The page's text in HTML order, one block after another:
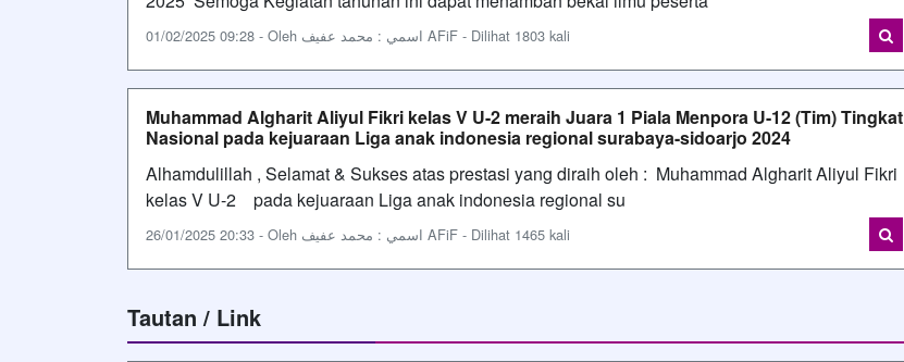
01/02/2025 09:28 - Oleh اسمي : محمد عفيف AFiF - Dilihat 1803 kali
Muhammad Algharit Aliyul Fikri kelas V U-2 meraih Juara 1 Piala Menpora U-12 (Tim) Tingkat
Nasional pada kejuaraan Liga anak indonesia regional surabaya-sidoarjo 2024
Alhamdulillah , Selamat & Sukses atas prestasi yang diraih oleh : Muhammad Algharit Aliyul Fikri
kelas V U-2 pada kejuaraan Liga anak indonesia regional su
26/01/2025 20:33 - Oleh اسمي : محمد عفيف AFiF - Dilihat 1465 kali
Tautan / Link